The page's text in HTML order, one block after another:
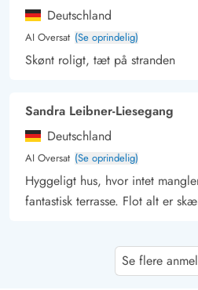
Deutschland
AI Oversat (Se oprindelig)
Skønt roligt, tæt på stranden
Sandra Leibner-Liesegang
Deutschland
AI Oversat (Se oprindelig)
Hyggeligt hus, hvor intet
fantastisk terrasse. Flot alt er
Maike SprembergSe flere